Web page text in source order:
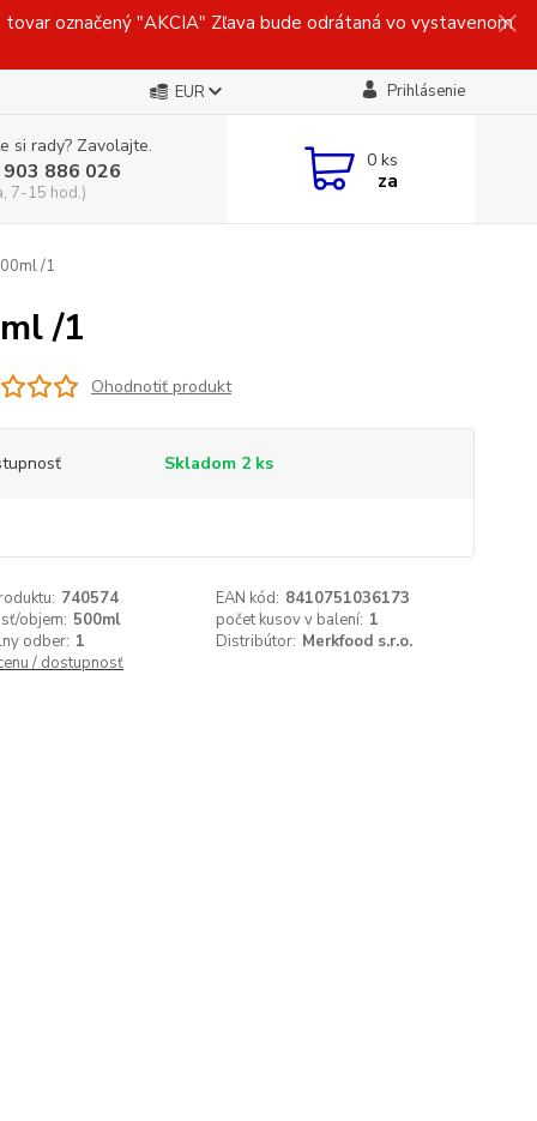
označený "AKCIA" Zľava bude odrátaná vo vystavenom
EUR Prihlásenie
si rady? Zavolajte.
886 026
7-15 hod.)
0 ks
za
/1
/1
Ohodnotiť produkt
Skladom 2 ks
740574 EAN kód: 8410751036173
objem: 500ml počet kusov v balení: 1
odber: 1 Distribútor: Merkfood s.r.o.
/ dostupnosť